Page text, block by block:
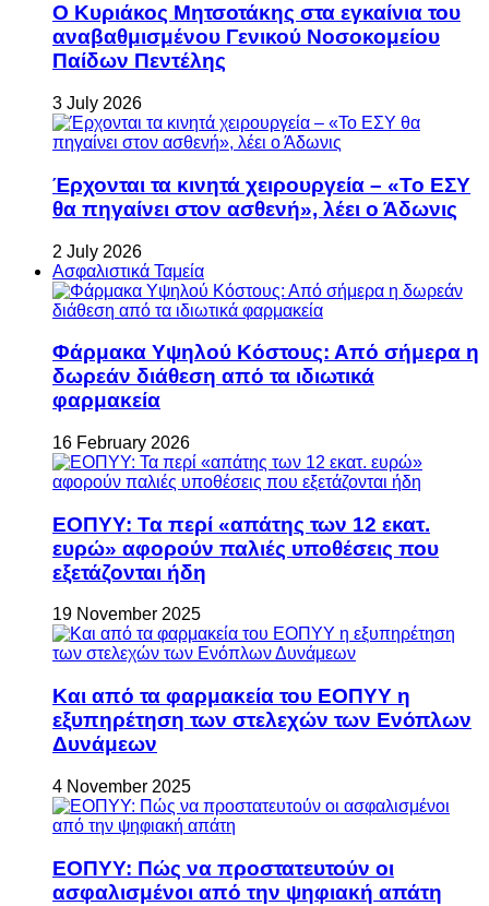
Ο Κυριάκος Μητσοτάκης στα εγκαίνια του
αναβαθμισμένου Γενικού Νοσοκομείου
Παίδων Πεντέλης
3 July 2026
Έρχονται τα κινητά χειρουργεία – «Το ΕΣΥ
θα πηγαίνει στον ασθενή», λέει ο Άδωνις
2 July 2026
Ασφαλιστικά Ταμεία
Φάρμακα Υψηλού Κόστους: Από σήμερα η
δωρεάν διάθεση από τα ιδιωτικά
φαρμακεία
16 February 2026
ΕΟΠΥΥ: Τα περί «απάτης των 12 εκατ.
ευρώ» αφορούν παλιές υποθέσεις που
εξετάζονται ήδη
19 November 2025
Και από τα φαρμακεία του ΕΟΠΥΥ η
εξυπηρέτηση των στελεχών των Ενόπλων
Δυνάμεων
4 November 2025
ΕΟΠΥΥ: Πώς να προστατευτούν οι
ασφαλισμένοι από την ψηφιακή απάτη